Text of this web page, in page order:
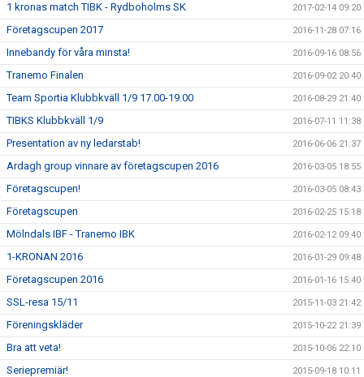
1 kronas match TIBK - Rydboholms SK 2017-02-14 09:20
Företagscupen 2017 2016-11-28 07:16
Innebandy för våra minsta! 2016-09-16 08:56
Tranemo Finalen 2016-09-02 20:40
Team Sportia Klubbkväll 1/9 17.00-19.00 2016-08-29 21:40
TIBKS Klubbkväll 1/9 2016-07-11 11:38
Presentation av ny ledarstab! 2016-06-06 21:37
Ardagh group vinnare av företagscupen 2016 2016-03-05 18:55
Företagscupen! 2016-03-05 08:43
Företagscupen 2016-02-25 15:18
Mölndals IBF - Tranemo IBK 2016-02-12 09:40
1-KRONAN 2016 2016-01-29 09:48
Företagscupen 2016 2016-01-16 15:40
SSL-resa 15/11 2015-11-03 21:42
Föreningskläder 2015-10-22 21:39
Bra att veta! 2015-10-06 22:10
Seriepremiär! 2015-09-18 10:11